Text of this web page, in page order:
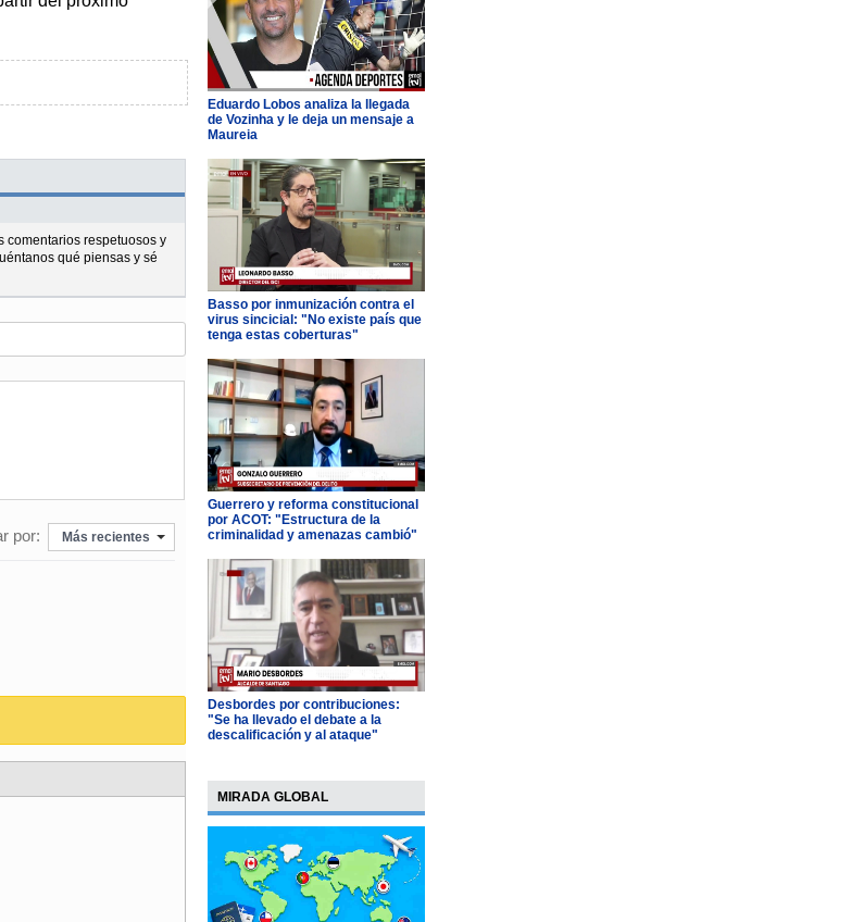
comentarios respetuosos y
qué piensas y sé
por: Más recientes
Eduardo Lobos analiza la llegada
de Vozinha y le deja un mensaje a
Maureia
Basso por inmunización contra el
virus sincicial: "No existe país que
tenga estas coberturas"
Guerrero y reforma constitucional
por ACOT: "Estructura de la
criminalidad y amenazas cambió"
Desbordes por contribuciones:
"Se ha llevado el debate a la
descalificación y al ataque"
MIRADA GLOBAL